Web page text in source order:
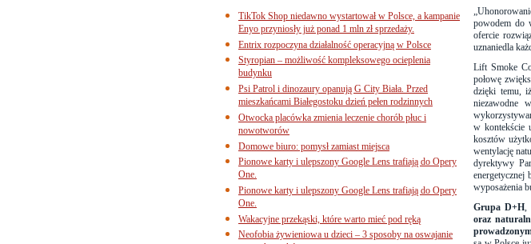
powodem do
ofercie
uznaniedla
Lift Smoke
połowę
dzięki temu,
niezawodne
w kontekście
kosztów
wentylację
dyrektywy
wyposażenia
Grupa D+H,
oraz
TikTok Shop niedawno wystartował w Polsce, a kampanie
Enyo przyniosły już ponad 1 mln zł sprzedaży.
Entrix rozpoczyna działalność operacyjną w Polsce
Styropian – możliwość kompleksowego ocieplenia
budynku
Psi Patrol i dinozaury opanują G City Biała. Przed
mieszkańcami Białegostoku dzień pełen rodzinnych
Otwocka placówka zmienia leczenie chorób płuc i
nowotworów
Domowe biuro: pomysł zamiast miejsca
Pionowe karty i ulepszony Google Lens trafiają do Opery
One.
Pionowe karty i ulepszony Google Lens trafiają do Opery
One.
Wakacyjne przekąski, które warto mieć pod ręką
Neofobia żywieniowa u dzieci – 3 sposoby na oswajanie